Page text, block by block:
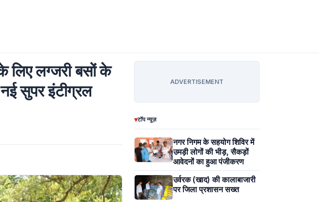
लिए लग्जरी बसों के
नई सुपर इंटीग्रल
ADVERTISEMENT
▾टॉप न्यूज़
नगर निगम के सहयोग शिविर में
उमड़ी लोगों की भीड़, सैकड़ों
आवेदनों का हुआ पंजीकरण
उर्वरक (खाद) की कालाबाजारी
पर जिला प्रशासन सख्त